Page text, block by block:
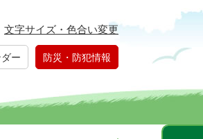
文字サイズ・色合い変更
ー 防災・防犯情報